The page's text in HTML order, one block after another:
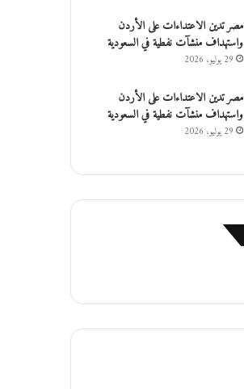
مصر تدين الاعتداءات على الأردن
واستهداف منشآت نفطية في السعودية
29 يوليو، 2026
مصر تدين الاعتداءات على الأردن
واستهداف منشآت نفطية في السعودية
29 يوليو، 2026